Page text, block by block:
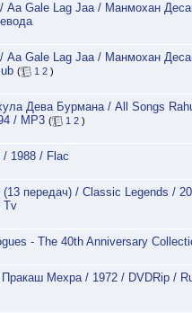
Aa Gale Lag Jaa / Манмохан
Aa Gale Lag Jaa / Манмохан
( 1 2 )
Дева Бурмана / All Songs
/ МР3 ( 1 2 )
/ 1988 / Flac
(13 передач) / Classic Legends /
Tv
- The 40th Anniversary
Мехра / 1972 / DVDRip /